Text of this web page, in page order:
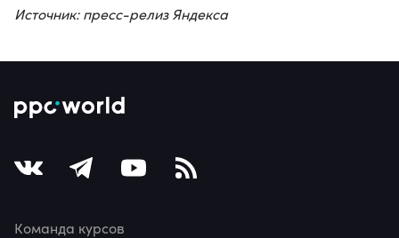
Источник: пресс-релиз Яндекса
Команда курсов